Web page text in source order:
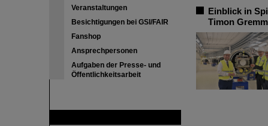
Veranstaltungen
Besichtigungen bei GSI/FAIR
Fanshop
Ansprechpersonen
Aufgaben der Presse- und
Öffentlichkeitsarbeit
Einblick in
Timon